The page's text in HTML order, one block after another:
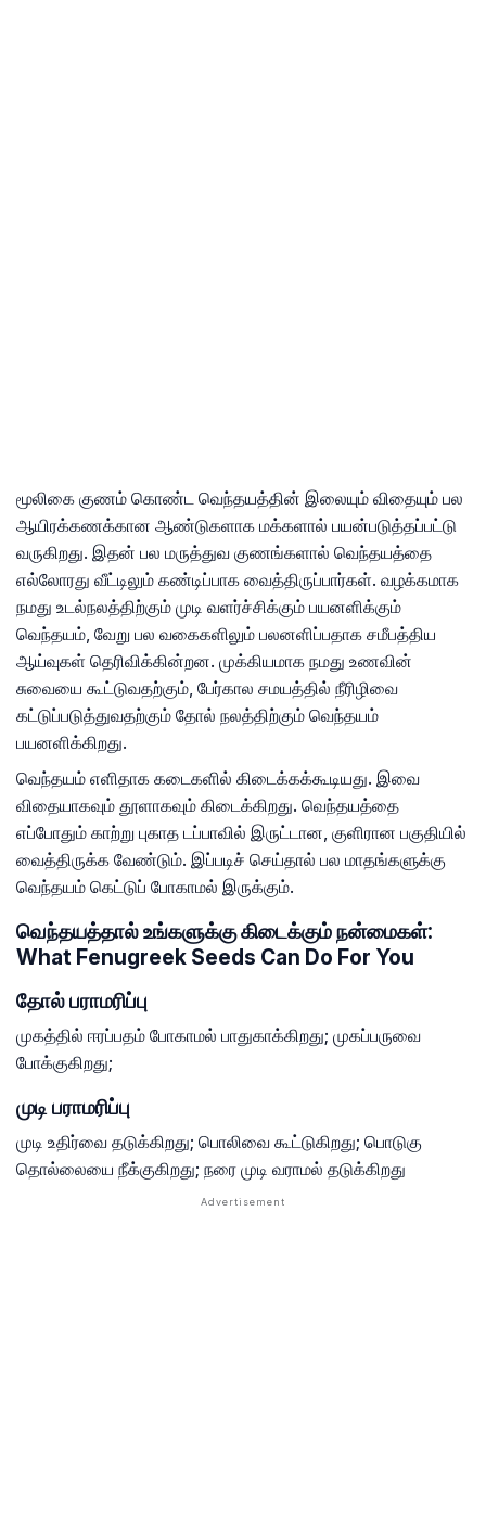
மூலிகை குணம் கொண்ட வெந்தயத்தின் இலையும் விதையும் பல
ஆயிரக்கணக்கான ஆண்டுகளாக மக்களால் பயன்படுத்தப்பட்டு
வருகிறது. இதன் பல மருத்துவ குணங்களால் வெந்தயத்தை
எல்லோரது வீட்டிலும் கண்டிப்பாக வைத்திருப்பார்கள். வழக்கமாக
நமது உடல்நலத்திற்கும் முடி வளர்ச்சிக்கும் பயனளிக்கும்
வெந்தயம், வேறு பல வகைகளிலும் பலனளிப்பதாக சமீபத்திய
ஆய்வுகள் தெரிவிக்கின்றன. முக்கியமாக நமது உணவின்
சுவையை கூட்டுவதற்கும், பேர்கால சமயத்தில் நீரிழிவை
கட்டுப்படுத்துவதற்கும் தோல் நலத்திற்கும் வெந்தயம்
பயனளிக்கிறது.
வெந்தயம் எளிதாக கடைகளில் கிடைக்கக்கூடியது. இவை
விதையாகவும் தூளாகவும் கிடைக்கிறது. வெந்தயத்தை
எப்போதும் காற்று புகாத டப்பாவில் இருட்டான, குளிரான பகுதியில்
வைத்திருக்க வேண்டும். இப்படிச் செய்தால் பல மாதங்களுக்கு
வெந்தயம் கெட்டுப் போகாமல் இருக்கும்.
வெந்தயத்தால் உங்களுக்கு கிடைக்கும் நன்மைகள்:
What Fenugreek Seeds Can Do For You
தோல் பராமரிப்பு
முகத்தில் ஈரப்பதம் போகாமல் பாதுகாக்கிறது; முகப்பருவை
போக்குகிறது;
முடி பராமரிப்பு
முடி உதிர்வை தடுக்கிறது; பொலிவை கூட்டுகிறது; பொடுகு
தொல்லையை நீக்குகிறது; நரை முடி வராமல் தடுக்கிறது